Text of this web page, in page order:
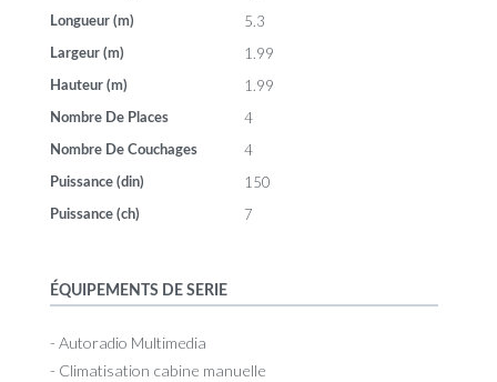
Longueur (m) 5.3
Largeur (m) 1.99
Hauteur (m) 1.99
Nombre De Places 4
Nombre De Couchages 4
Puissance (din) 150
Puissance (ch) 7
ÉQUIPEMENTS DE SERIE
- Autoradio Multimedia
- Climatisation cabine manuelle